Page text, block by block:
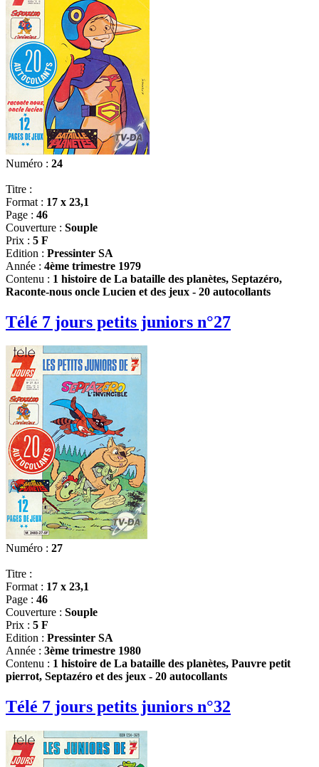
Numéro : 24
Titre :
Format : 17 x 23,1
Page : 46
Couverture : Souple
Prix : 5 F
Edition : Pressinter SA
Année : 4ème trimestre 1979
Contenu : 1 histoire de La bataille des planètes, Septazéro,
Raconte-nous oncle Lucien et des jeux - 20 autocollants
Télé 7 jours petits juniors n°27
Numéro : 27
Titre :
Format : 17 x 23,1
Page : 46
Couverture : Souple
Prix : 5 F
Edition : Pressinter SA
Année : 3ème trimestre 1980
Contenu : 1 histoire de La bataille des planètes, Pauvre petit
pierrot, Septazéro et des jeux - 20 autocollants
Télé 7 jours petits juniors n°32